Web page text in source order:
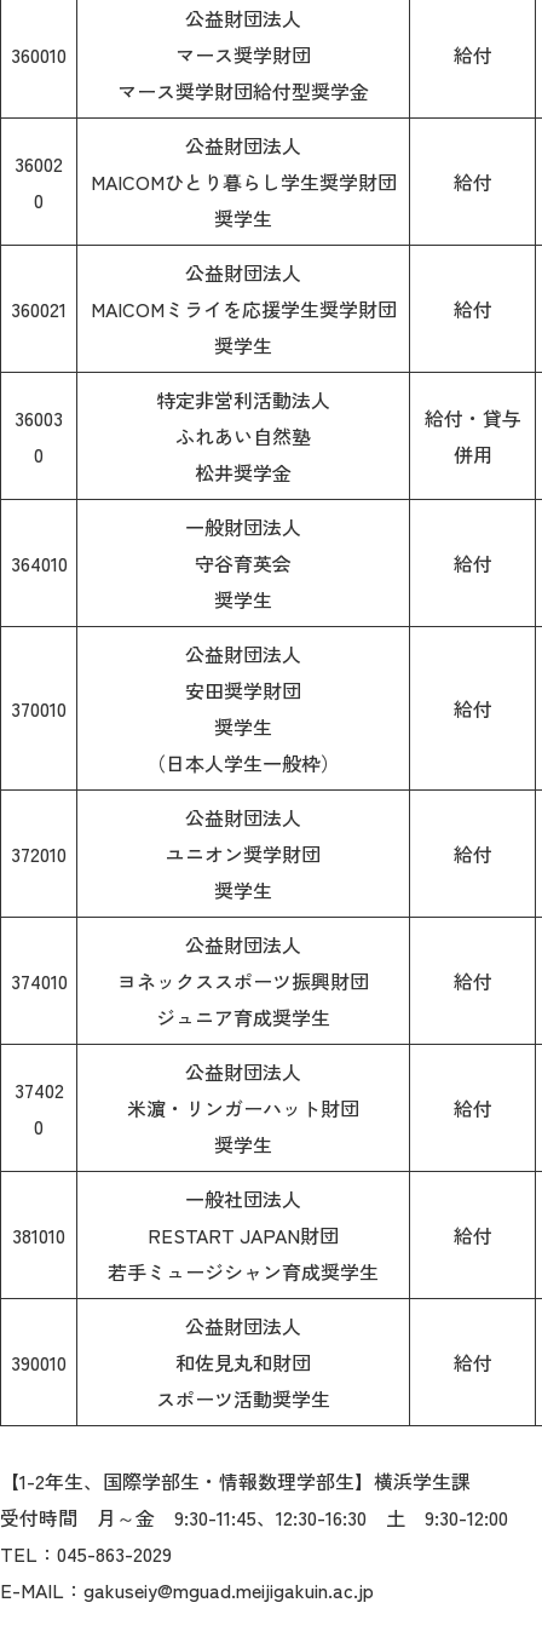
360010
公益財団法人
マース奨学財団
マース奨学財団給付型奨学金
給付
36002
0
公益財団法人
MAICOMひとり暮らし学生奨学財団
奨学生
給付
360021
公益財団法人
MAICOMミライを応援学生奨学財団
奨学生
給付
36003
0
特定非営利活動法人
ふれあい自然塾
松井奨学金
給付・貸与
併用
364010
一般財団法人
守谷育英会
奨学生
給付
370010
公益財団法人
安田奨学財団
奨学生
（日本人学生一般枠）
給付
372010
公益財団法人
ユニオン奨学財団
奨学生
給付
374010
公益財団法人
ヨネックススポーツ振興財団
ジュニア育成奨学生
給付
37402
0
公益財団法人
米濵・リンガーハット財団
奨学生
給付
381010
一般社団法人
RESTART JAPAN財団
若手ミュージシャン育成奨学生
給付
390010
公益財団法人
和佐見丸和財団
スポーツ活動奨学生
給付
【1-2年生、国際学部生・情報数理学部生】横浜学生課
受付時間 月～金 9:30-11:45、12:30-16:30 土 9:30-12:00
TEL：045-863-2029
E-MAIL：gakuseiy@mguad.meijigakuin.ac.jp